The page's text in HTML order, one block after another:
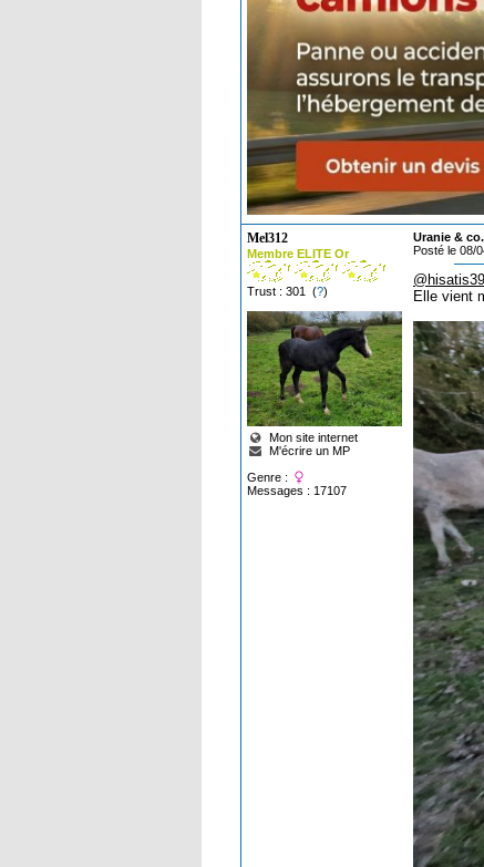
Mel312
Membre ELITE Or
Trust : 301 (?)
Mon site internet
M'écrire un MP
Genre :
Messages : 17107
Uranie &
Posté le 08/
@hisatis39
Elle vient